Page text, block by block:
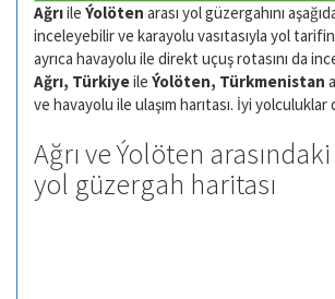
Ağrıile Ýolöten arası yol güzergahını
inceleyebilir ve karayolu vasıtasıyla yol
ayrıca havayolu ile direkt uçuş rotasını da
Ağrı, Türkiyeile Ýolöten, Türkmenistan
ve havayolu ile ulaşım harıtası. İyi yolculuklar
Ağrı ve Ýolöten
yol güzergah haritası